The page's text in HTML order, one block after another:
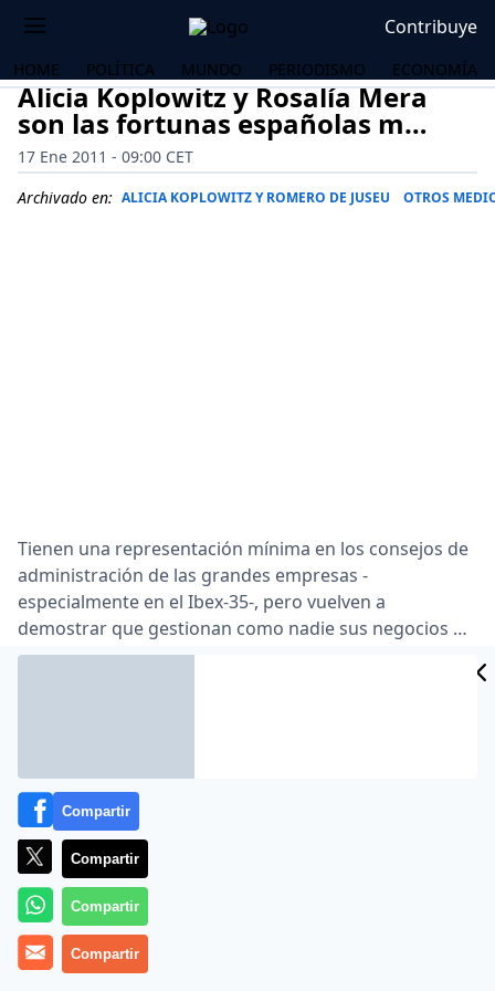
Contribuye
HOME POLÍTICA MUNDO PERIODISMO ECONOMÍA
Alicia Koplowitz y Rosalía Mera
son las fortunas españolas m…
17 Ene 2011 - 09:00 CET
Archivado en: ALICIA KOPLOWITZ Y ROMERO DE JUSEU OTROS
Tienen una representación mínima en los consejos de
administración de las grandes empresas -
especialmente en el Ibex-35-, pero vuelven a
demostrar que gestionan como nadie sus negocios …
Las mujeres marcan la pauta. Dos representantes del
Lea el artículo completo en
Compartir
Compartir
Compartir
Compartir